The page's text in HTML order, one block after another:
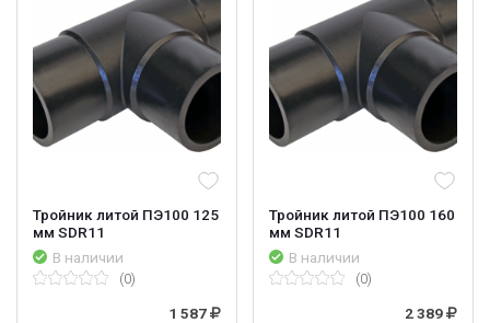
Тройник литой ПЭ100 125
мм SDR11
В наличии
(0)
1 587
Тройник литой ПЭ100 160
мм SDR11
В наличии
(0)
2 389